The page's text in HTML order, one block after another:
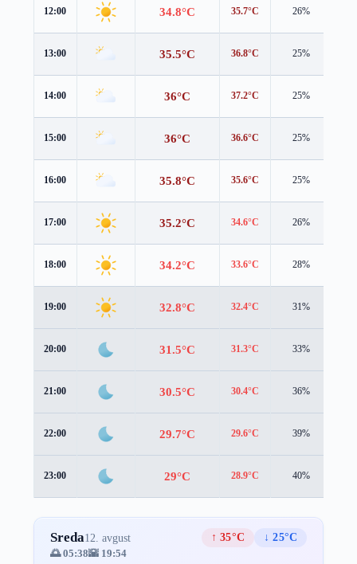
12:00 34.8°C 35.7°C 26%
13:00 35.5°C 36.8°C 25%
14:00 36°C 37.2°C 25%
15:00 36°C 36.6°C 25%
16:00 35.8°C 35.6°C 25%
17:00 35.2°C 34.6°C 26%
18:00 34.2°C 33.6°C 28%
19:00 32.8°C 32.4°C 31%
20:00 31.5°C 31.3°C 33%
21:00 30.5°C 30.4°C 36%
22:00 29.7°C 29.6°C 39%
23:00 29°C 28.9°C 40%
Sreda12. avgust ↑ 35°C
↓ 25°C
🌅 05:38🌇 19:54